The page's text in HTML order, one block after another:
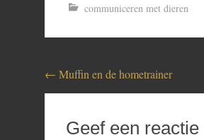
communiceren met dieren
Bericht
navigatie
← Muffin en de hometrainer
Geef een reactie